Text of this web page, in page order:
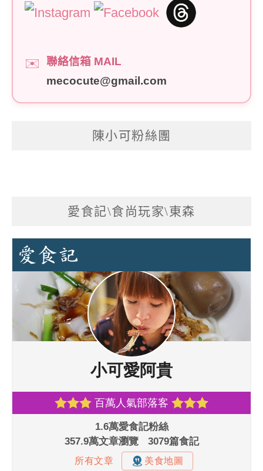
✉️
聯絡信箱 MAIL
mecocute@gmail.com
陳小可粉絲團
愛食記\食尚玩家\東森